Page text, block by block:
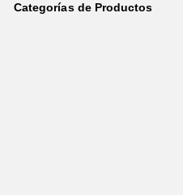
Categorías de Productos